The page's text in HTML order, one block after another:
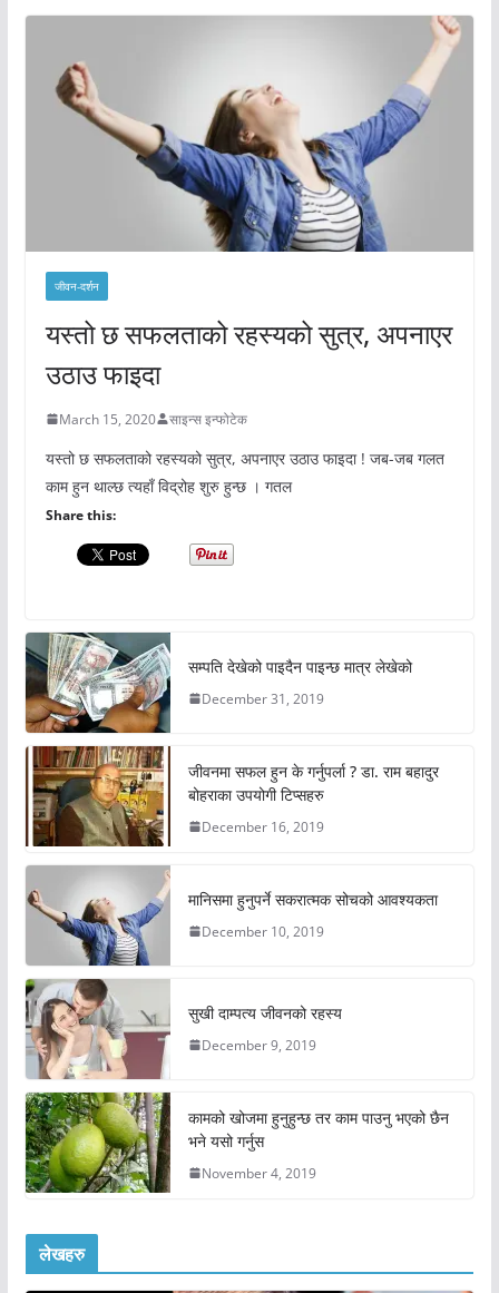
जीवन-दर्शन
यस्तो छ सफलताको रहस्यको सुत्र, अपनाएर
उठाउ फाइदा
March 15, 2020 साइन्स इन्फोटेक
यस्तो छ सफलताको रहस्यको सुत्र, अपनाएर उठाउ फाइदा ! जब-जब गलत
काम हुन थाल्छ त्यहाँ विद्रोह शुरु हुन्छ । गतल
Share this:
सम्पति देखेको पाइदैन पाइन्छ मात्र लेखेको
December 31, 2019
जीवनमा सफल हुन के गर्नुपर्ला ? डा. राम बहादुर
बोहराका उपयोगी टिप्सहरु
December 16, 2019
मानिसमा हुनुपर्ने सकरात्मक सोचको आवश्यकता
December 10, 2019
सुखी दाम्पत्य जीवनको रहस्य
December 9, 2019
कामको खोजमा हुनुहुन्छ तर काम पाउनु भएको छैन
भने यसो गर्नुस
November 4, 2019
लेखहरु